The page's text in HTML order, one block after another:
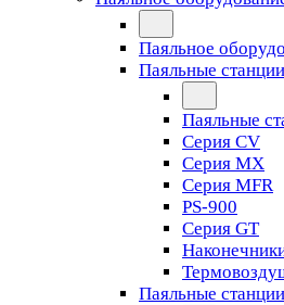
Паяльное
Паяльные
Паяльные
Серия CV
Серия MX
Серия MFR
PS-900
Серия GT
Паяльные